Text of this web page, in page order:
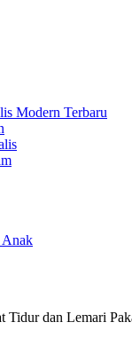
Modern Terbaru
Anak
Tidur dan Lemari